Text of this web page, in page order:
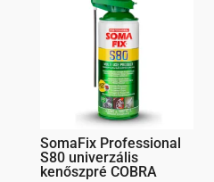
SomaFix Professional
S80 univerzális
kenőszpré COBRA